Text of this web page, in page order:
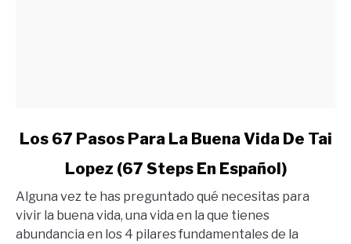
link
67
Pasos
Para
Los 67 Pasos Para La Buena Vida De Tai
Lopez (67 Steps En Español)
Alguna vez te has preguntado qué necesitas para
vivir la buena vida, una vida en la que tienes
abundancia en los 4 pilares fundamentales de la